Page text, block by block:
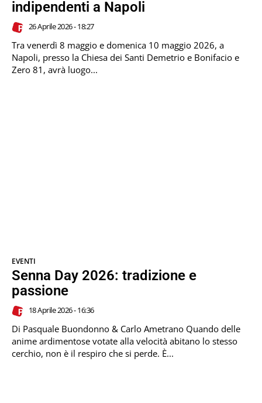
indipendenti a Napoli
26 Aprile 2026 - 18:27
Tra venerdì 8 maggio e domenica 10 maggio 2026, a
Napoli, presso la Chiesa dei Santi Demetrio e Bonifacio e
Zero 81, avrà luogo...
EVENTI
Senna Day 2026: tradizione e
passione
18 Aprile 2026 - 16:36
Di Pasquale Buondonno & Carlo Ametrano Quando delle
anime ardimentose votate alla velocità abitano lo stesso
cerchio, non è il respiro che si perde. È...